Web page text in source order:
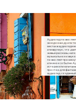
Аудиогид позволяет
экскурсоводу или
местах в аудиогиде
или вручную, что
живые рассказы,
музыкальное и
позволяет
или иное событие.
истории или
простор для
аудиогид,